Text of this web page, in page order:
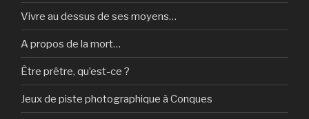
Vivre au dessus de ses moyens…
A propos de la mort…
Être prêtre, qu’est-ce ?
Jeux de piste photographique à Conques